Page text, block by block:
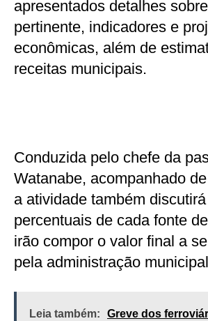
apresentados detalhes
pertinente, indicadores e
econômicas, além de
receitas municipais.
Conduzida pelo chefe da
Watanabe, acompanhado
a atividade também
percentuais de cada fonte
irão compor o valor final a
pela administração
Leia também: Greve dos